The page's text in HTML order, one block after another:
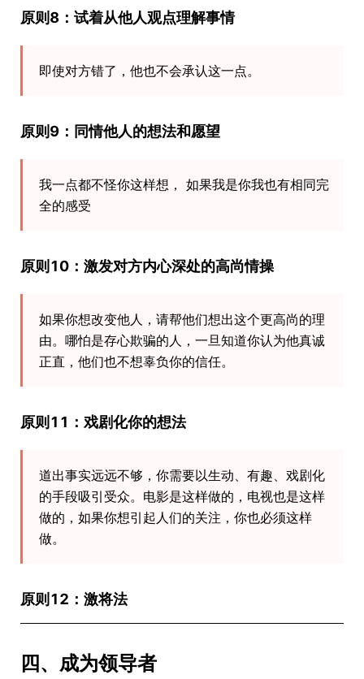
原则8：试着从他人观点理解事情
即使对方错了，他也不会承认这一点。
原则9：同情他人的想法和愿望
我一点都不怪你这样想， 如果我是你我也有相同完
全的感受
原则10：激发对方内心深处的高尚情操
如果你想改变他人，请帮他们想出这个更高尚的理
由。哪怕是存心欺骗的人，一旦知道你认为他真诚
正直，他们也不想辜负你的信任。
原则11：戏剧化你的想法
道出事实远远不够，你需要以生动、有趣、戏剧化
的手段吸引受众。电影是这样做的，电视也是这样
做的，如果你想引起人们的关注，你也必须这样
做。
原则12：激将法
四、成为领导者